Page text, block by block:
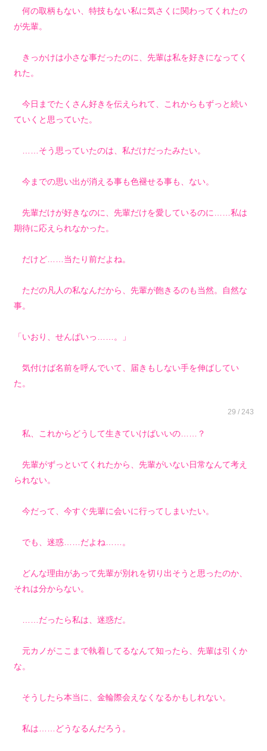
何の取柄もない、特技もない私に気さくに関わってくれたの
が先輩。
きっかけは小さな事だったのに、先輩は私を好きになってく
れた。
今日までたくさん好きを伝えられて、これからもずっと続い
ていくと思っていた。
……そう思っていたのは、私だけだったみたい。
今までの思い出が消える事も色褪せる事も、ない。
先輩だけが好きなのに、先輩だけを愛しているのに……私は
期待に応えられなかった。
だけど……当たり前だよね。
ただの凡人の私なんだから、先輩が飽きるのも当然。自然な
事。
「いおり、せんぱいっ……。」
気付けば名前を呼んでいて、届きもしない手を伸ばしてい
た。
29 / 243
私、これからどうして生きていけばいいの……？
先輩がずっといてくれたから、先輩がいない日常なんて考え
られない。
今だって、今すぐ先輩に会いに行ってしまいたい。
でも、迷惑……だよね……。
どんな理由があって先輩が別れを切り出そうと思ったのか、
それは分からない。
……だったら私は、迷惑だ。
元カノがここまで執着してるなんて知ったら、先輩は引くか
な。
そうしたら本当に、金輪際会えなくなるかもしれない。
私は……どうなるんだろう。